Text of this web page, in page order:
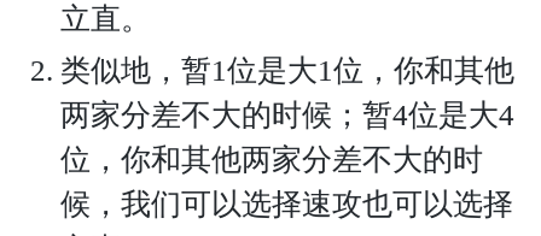
立直。
类似地，暂1位是大1位，你和其他
两家分差不大的时候；暂4位是大4
位，你和其他两家分差不大的时
候，我们可以选择速攻也可以选择